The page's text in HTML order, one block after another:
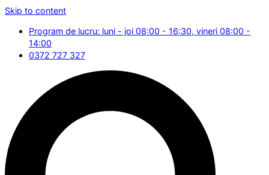
Skip to content
Program de lucru: luni - joi 08:00 - 16:30, vineri 08:00 -
14:00
0372 727 327